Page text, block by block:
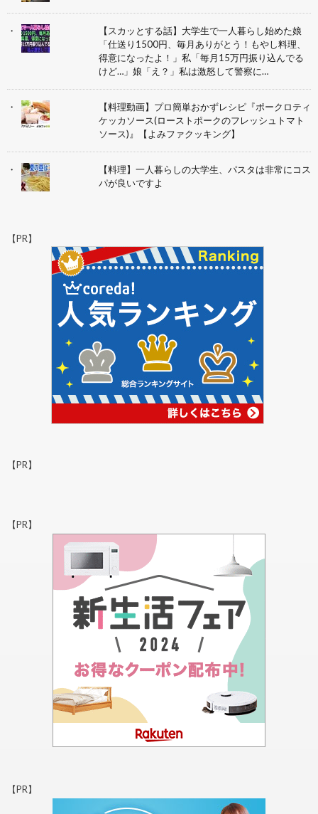
【スカッとする話】大学生で一人暮らし始めた娘
「仕送り1500円、毎月ありがとう！もやし料理、
得意になったよ！」私「毎月15万円振り込んでる
けど…」娘「え？」私は激怒して警察に…
【料理動画】プロ簡単おかずレシピ『ポークロティ
ケッカソース(ローストポークのフレッシュトマト
ソース)』【よみファクッキング】
【料理】一人暮らしの大学生、パスタは非常にコス
パが良いですよ
【PR】
【PR】
【PR】
【PR】